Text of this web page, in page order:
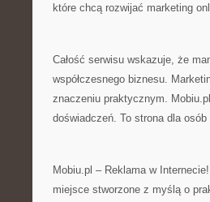
które chcą rozwijać marketing
Całość serwisu wskazuje, że
współczesnego biznesu.
znaczeniu praktycznym.
doświadczeń. To strona dla
Mobiu.pl – Reklama w
miejsce stworzone z myślą o